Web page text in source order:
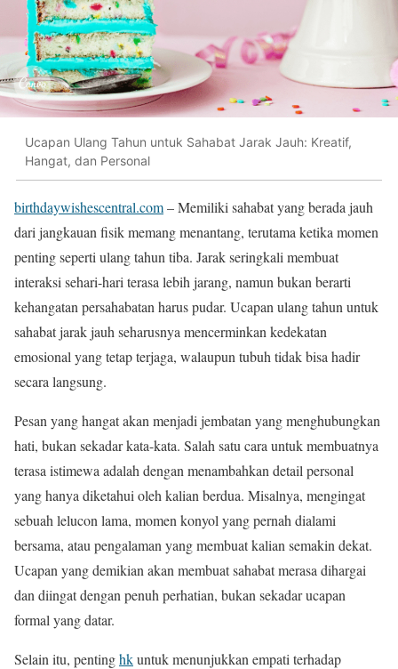
Ucapan Ulang Tahun untuk Sahabat Jarak Jauh: Kreatif,
Hangat, dan Personal
birthdaywishescentral.com– Memiliki sahabat yang berada jauh
dari jangkauan fisik memang menantang, terutama ketika momen
penting seperti ulang tahun tiba. Jarak seringkali membuat
interaksi sehari-hari terasa lebih jarang, namun bukan berarti
kehangatan persahabatan harus pudar. Ucapan ulang tahun untuk
sahabat jarak jauh seharusnya mencerminkan kedekatan
emosional yang tetap terjaga, walaupun tubuh tidak bisa hadir
secara langsung.
Pesan yang hangat akan menjadi jembatan yang menghubungkan
hati, bukan sekadar kata-kata. Salah satu cara untuk membuatnya
terasa istimewa adalah dengan menambahkan detail personal
yang hanya diketahui oleh kalian berdua. Misalnya, mengingat
sebuah lelucon lama, momen konyol yang pernah dialami
bersama, atau pengalaman yang membuat kalian semakin dekat.
Ucapan yang demikian akan membuat sahabat merasa dihargai
dan diingat dengan penuh perhatian, bukan sekadar ucapan
formal yang datar.
Selain itu, pentinghkuntuk menunjukkan empati terhadap